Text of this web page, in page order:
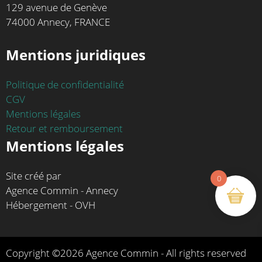
129 avenue de Genève
74000 Annecy, FRANCE
Mentions juridiques
Politique de confidentialité
CGV
Mentions légales
Retour et remboursement
Mentions légales
Site créé par
Agence Commin - Annecy
Hébergement - OVH
Copyright ©2026 Agence Commin - All rights reserved
0